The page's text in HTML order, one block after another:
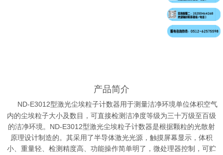
产品简介
ND-E3012型激光尘埃粒子计数器用于测量洁净环境单位体积空气
内的尘埃粒子大小及数目，可直接检测洁净度等级为三十万级至百级
的洁净环境。ND-E3012型激光尘埃粒子计数器是根据颗粒的光散射
原理设计制造的。其采用了半导体激光光源，触摸屏幕显示，体积
小、重量轻、检测精度高、功能操作简单明了，微处理器控制，可贮